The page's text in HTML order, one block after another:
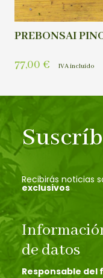
PREBONSAI
77,00 € IVA incluído
Recibirás noticias
exclusivos
de datos
Responsable del